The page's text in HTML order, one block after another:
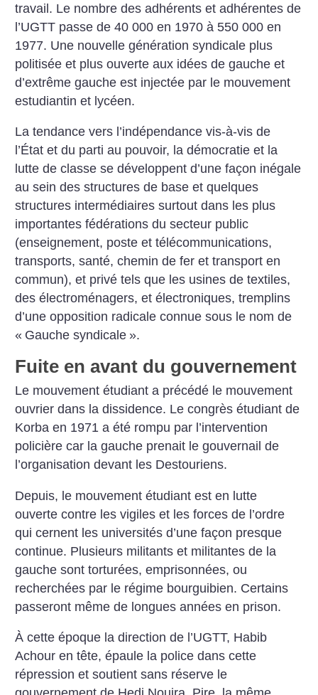
travail. Le nombre des adhérents et adhérentes de
l’UGTT passe de 40 000 en 1970 à 550 000 en
1977. Une nouvelle génération syndicale plus
politisée et plus ouverte aux idées de gauche et
d’extrême gauche est injectée par le mouvement
estudiantin et lycéen.
La tendance vers l’indépendance vis-à-vis de
l’État et du parti au pouvoir, la démocratie et la
lutte de classe se développent d’une façon inégale
au sein des structures de base et quelques
structures intermédiaires surtout dans les plus
importantes fédérations du secteur public
(enseignement, poste et télécommunications,
transports, santé, chemin de fer et transport en
commun), et privé tels que les usines de textiles,
des électroménagers, et électroniques, tremplins
d’une opposition radicale connue sous le nom de
« Gauche syndicale ».
Fuite en avant du gouvernement
Le mouvement étudiant a précédé le mouvement
ouvrier dans la dissidence. Le congrès étudiant de
Korba en 1971 a été rompu par l’intervention
policière car la gauche prenait le gouvernail de
l’organisation devant les Destouriens.
Depuis, le mouvement étudiant est en lutte
ouverte contre les vigiles et les forces de l’ordre
qui cernent les universités d’une façon presque
continue. Plusieurs militants et militantes de la
gauche sont torturées, emprisonnées, ou
recherchées par le régime bourguibien. Certains
passeront même de longues années en prison.
À cette époque la direction de l’UGTT, Habib
Achour en tête, épaule la police dans cette
répression et soutient sans réserve le